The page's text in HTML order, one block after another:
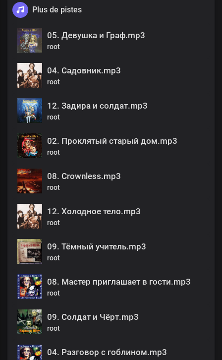
Plus de pistes
05. Девушка и Граф.mp3
root
04. Садовник.mp3
root
12. Задира и солдат.mp3
root
02. Проклятый старый дом.mp3
root
08. Crownless.mp3
root
12. Холодное тело.mp3
root
09. Тёмный учитель.mp3
root
08. Мастер приглашает в гости.mp3
root
09. Солдат и Чёрт.mp3
root
04. Разговор с гоблином.mp3